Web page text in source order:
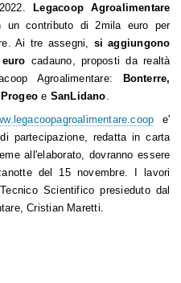
Legacoop Agroalimentare
un contributo di 2mila euro per
Ai tre assegni, si aggiungono
cadauno, proposti da realtà
Agroalimentare:
Bonterre,
Progeoe SanLidano
e'
partecipazione, redatta in carta
all'elaborato, dovranno essere
del 15 novembre. I lavori
Scientifico presieduto dal
Cristian Maretti.